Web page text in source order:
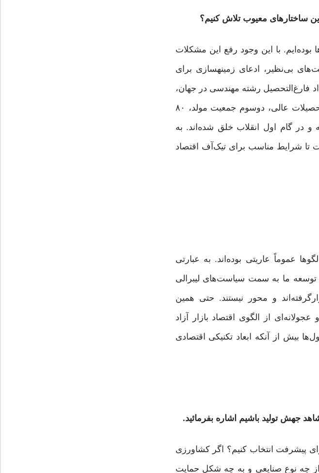
ساختارهای معیوب تلاش کنیم؟
با این وجود رفع این مشکلات
بی‌نظیر، ادعای زمینهسازی برای
فارغ‌التحصیل رشته مهندسی در جهان،
بیش از پنج هزار شرکت دانش‌بنیان ، ٣۶ میلیون جمعیت در سن کار، ١۴ میلیون نفر با تحصیلات عالی، دوسوم جمعیت مولد، ٨٠
در گام اول انقلاب خلق ‌شده‌اند. به
تا شرایط مناسب برای تیک‌آف اقتصاد
عموماً عاریتی بوده‌اند. به عبارتی
ما به سمت سیاست‌های لیبرالی
و محور نیستند. حتی همین
از الگوی اقتصاد بازار آزاد
بیش از آنکه ابعاد تکنیکی اقتصادی
جهش تولید باشیم اشاره بفرمائید.
پیشرفت انتخاب کنیم؟ اگر کشاورزی
چه نوع صنایعی و به چه شکل حمایت